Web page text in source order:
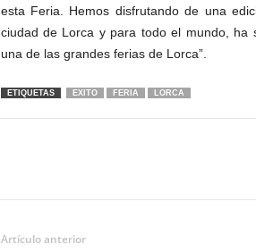
esta Feria. Hemos disfrutando de una
ciudad de Lorca y para todo el mundo, ha
una de las grandes ferias de Lorca”.
ETIQUETAS EXITO FERIA LORCA
Artículo anterior